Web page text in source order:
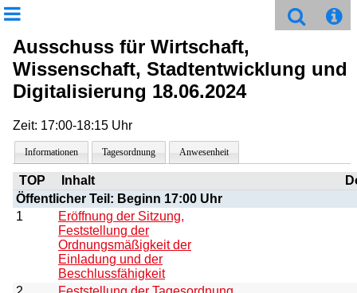
Ausschuss für Wirtschaft,
Wissenschaft, Stadtentwicklung und
Digitalisierung 18.06.2024
Zeit: 17:00-18:15 Uhr
Informationen Tagesordnung Anwesenheit
TOP Inhalt
Öffentlicher Teil: Beginn 17:00 Uhr
1
Eröffnung der Sitzung,
Feststellung der
Ordnungsmäßigkeit der
Einladung und der
Beschlussfähigkeit